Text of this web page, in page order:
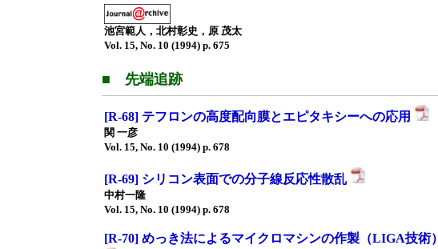
池宮範人，北村彰史，原 茂太
Vol. 15, No. 10 (1994) p. 675
■ 先端追跡
[R-68] テフロンの高度配向膜とエピタキシーへの応用
関 一彦
Vol. 15, No. 10 (1994) p. 678
[R-69] シリコン表面での分子線反応性散乱
中村一隆
Vol. 15, No. 10 (1994) p. 678
[R-70] めっき法によるマイクロマシンの作製（LIGA技術）